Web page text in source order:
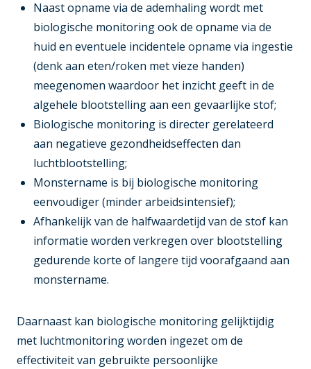
Naast opname via de ademhaling wordt met
biologische monitoring ook de opname via de
huid en eventuele incidentele opname via ingestie
(denk aan eten/roken met vieze handen)
meegenomen waardoor het inzicht geeft in de
algehele blootstelling aan een gevaarlijke stof;
Biologische monitoring is directer gerelateerd
aan negatieve gezondheidseffecten dan
luchtblootstelling;
Monstername is bij biologische monitoring
eenvoudiger (minder arbeidsintensief);
Afhankelijk van de halfwaardetijd van de stof kan
informatie worden verkregen over blootstelling
gedurende korte of langere tijd voorafgaand aan
monstername.
Daarnaast kan biologische monitoring gelijktijdig
met luchtmonitoring worden ingezet om de
effectiviteit van gebruikte persoonlijke